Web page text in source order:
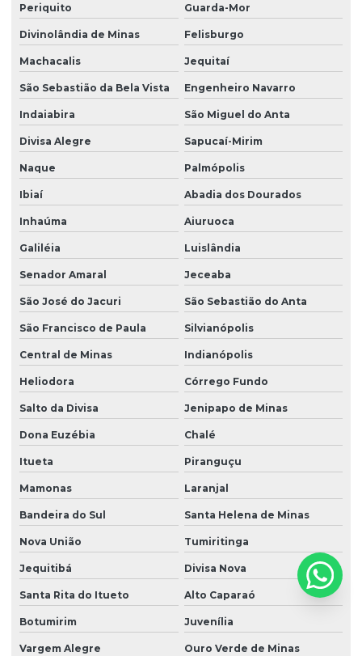
Periquito Guarda-Mor
Divinolândia de Minas Felisburgo
Machacalis Jequitaí
São Sebastião da Bela Vista Engenheiro Navarro
Indaiabira São Miguel do Anta
Divisa Alegre Sapucaí-Mirim
Naque Palmópolis
Ibiaí Abadia dos Dourados
Inhaúma Aiuruoca
Galiléia Luislândia
Senador Amaral Jeceaba
São José do Jacuri São Sebastião do Anta
São Francisco de Paula Silvianópolis
Central de Minas Indianópolis
Heliodora Córrego Fundo
Salto da Divisa Jenipapo de Minas
Dona Euzébia Chalé
Itueta Piranguçu
Mamonas Laranjal
Bandeira do Sul Santa Helena de Minas
Nova União Tumiritinga
Jequitibá Divisa Nova
Santa Rita do Itueto Alto Caparaó
Botumirim Juvenília
Vargem Alegre Ouro Verde de Minas